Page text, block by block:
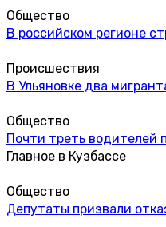
Общество
В российском регионе
Происшествия
В Ульяновке два
Общество
Почти треть водителей
Главное в Кузбассе
Общество
Депутаты призвали